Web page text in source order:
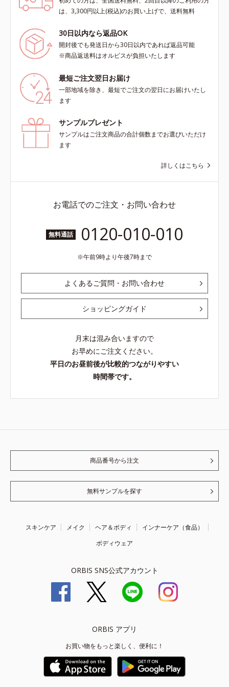
は、3,300円以上(税込)のお買い上げで、送料無料
30日以内なら返品OK
開封後でも発送日から30日以内であれば返品可能
※商品返送料はオルビスが負担いたします
最短ご注文翌日お届け
一部地域を除き、最短でご注文の翌日にお届けいたし
ます
サンプルプレゼント
サンプルはご注文商品の合計個数までお選びいただけ
ます
詳しくはこちら
お電話でのご注文・お問い合わせ
無料通話 0120-010-010
午前9時より午後7時まで
よくあるご質問・お問い合わせ
ショッピングガイド
月末は混み合いますので
お早めにご注文ください。
平日のお昼前後が比較的つながりやすい
時間帯です。
商品番号から注文
無料サンプルを探す
スキンケア メイク ヘア＆ボディ
インナーケア（食品）
ボディウェア
ORBIS SNS公式アカウント
ORBIS アプリ
お買い物をもっと楽しく、便利に！